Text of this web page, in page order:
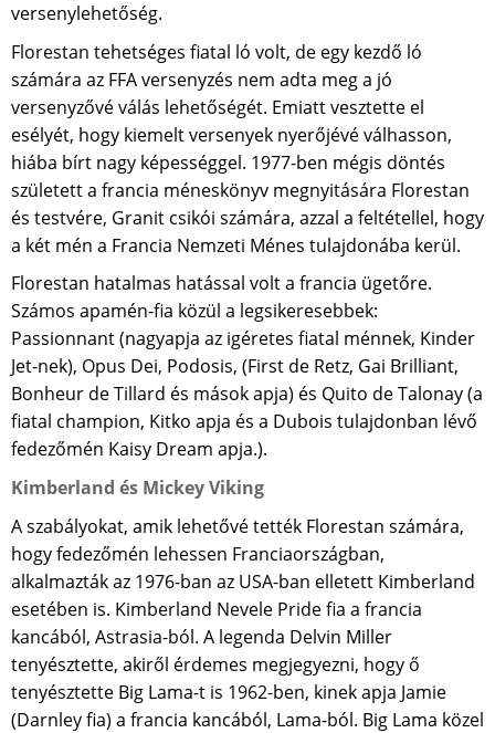
versenylehetőség.
Florestan tehetséges fiatal ló volt, de egy kezdő ló
számára az FFA versenyzés nem adta meg a jó
versenyzővé válás lehetőségét. Emiatt vesztette el
esélyét, hogy kiemelt versenyek nyerőjévé válhasson,
hiába bírt nagy képességgel. 1977-ben mégis döntés
született a francia méneskönyv megnyitására Florestan
és testvére, Granit csikói számára, azzal a feltétellel, hogy
a két mén a Francia Nemzeti Ménes tulajdonába kerül.
Florestan hatalmas hatással volt a francia ügetőre.
Számos apamén-fia közül a legsikeresebbek:
Passionnant (nagyapja az igéretes fiatal ménnek, Kinder
Jet-nek), Opus Dei, Podosis, (First de Retz, Gai Brilliant,
Bonheur de Tillard és mások apja) és Quito de Talonay (a
fiatal champion, Kitko apja és a Dubois tulajdonban lévő
fedezőmén Kaisy Dream apja.).
Kimberland és Mickey Viking
A szabályokat, amik lehetővé tették Florestan számára,
hogy fedezőmén lehessen Franciaországban,
alkalmazták az 1976-ban az USA-ban elletett Kimberland
esetében is. Kimberland Nevele Pride fia a francia
kancából, Astrasia-ból. A legenda Delvin Miller
tenyésztette, akiről érdemes megjegyezni, hogy ő
tenyésztette Big Lama-t is 1962-ben, kinek apja Jamie
(Darnley fia) a francia kancából, Lama-ból. Big Lama közel